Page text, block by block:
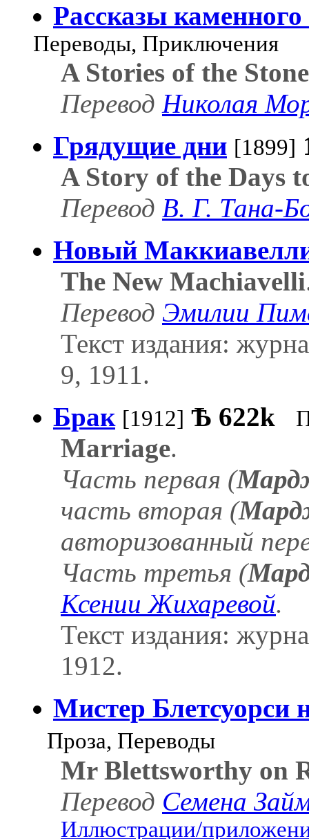
Рассказы каменного
Переводы, Приключения
A Stories of the
Перевод Николая
Грядущие дни [1899]
A Story of the Days
Перевод В. Г. Тана-
Новый
The New Machiavelli
Перевод Эмилии
Текст издания:
9, 1911.
Брак [1912] Ѣ 622k
Marriage.
Часть первая (
часть вторая (
авторизованный
Часть третья (
Ксении Жихаревой.
Текст издания:
1912.
Мистер Блетсуорси
Проза, Переводы
Mr Blettsworthy on
Перевод Семена
Иллюстрации/